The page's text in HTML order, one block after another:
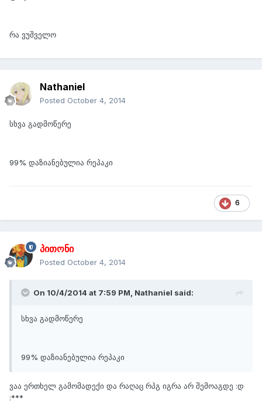
რა ვუშველო
Nathaniel
Posted October 4, 2014
სხვა გადმოწერე
99% დაზიანებულია რეპაკი
6
პითონი
Posted October 4, 2014
On 10/4/2014 at 7:59 PM, Nathaniel said:
სხვა გადმოწერე
99% დაზიანებულია რეპაკი
ვაა ერთხელ გამომადექი და რაღაც რპგ იგრა არ შემოაგდე :დ
:***